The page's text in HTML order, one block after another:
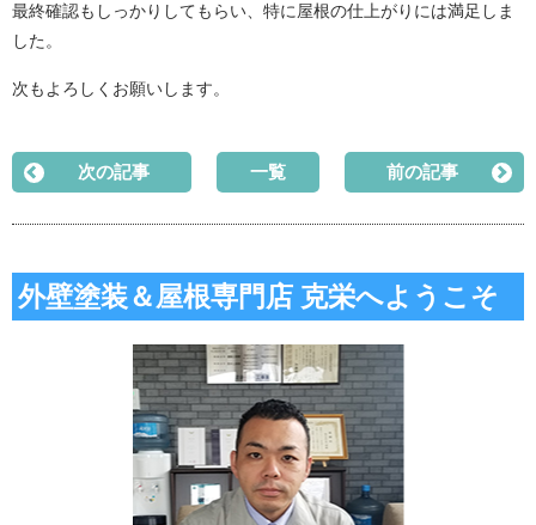
最終確認もしっかりしてもらい、特に屋根の仕上がりには満足しま
した。
次もよろしくお願いします。
次の記事 一覧 前の記事
外壁塗装＆屋根専門店 克栄へようこそ